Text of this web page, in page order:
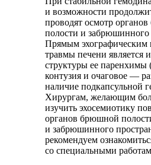
и возможности
проводят осмотр
полости и забрюшинного
Прямым эхографическим
травмы печени является
структуры ее
контузия и очаговое —
наличие подкапсульной
Хирургам, желающим
изучить эхосемиотику
органов брюшной
и забрюшинного
рекомендуем
со специальными